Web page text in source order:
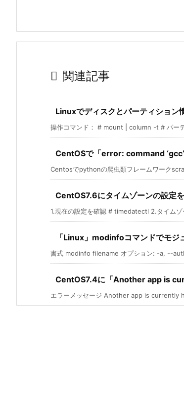
 関連記事
Linuxでディスクとパーティション
操作コマンド： # mount | column -t # パー
CentOSで「error: command
Centosでpythonの爬虫類フレームワーク
CentOS7.6にタイムゾーンの設定
1.現在の設定を確認 # timedatectl 2.タイム
「Linux」modinfoコマンドでモジ
書式 modinfo filename オプション: -a, --
CentOS7.4に「Another app is
エラーメッセージ Another app is currently